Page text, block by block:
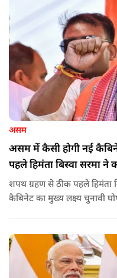
असम
असम में कैसी होगी नई
पहले हिमंता बिस्वा सरमा ने
शपथ ग्रहण से ठीक पहले हिमंता
कैबिनेट का मुख्य लक्ष्य चुनावी